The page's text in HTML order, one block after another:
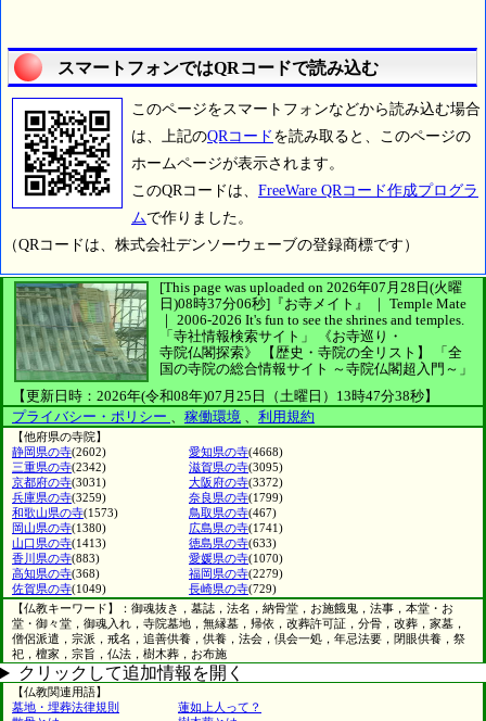
スマートフォンではQRコードで読み込む
このページをスマートフォンなどから読み込む場合
は、上記のQRコード を読み取ると、このページの
ホームページが表示されます。
このQRコードは、 FreeWare QRコード作成プログラ
ムで作りました。
（QRコードは、株式会社デンソーウェーブの登録商標です）
[This page was uploaded on 2026年07月28日(火曜
日)08時37分06秒] 『お寺メイト』 ｜ Temple Mate
｜ 2006-2026 It's fun to see the shrines and temples.
「寺社情報検索サイト」
《お寺巡り・
寺院仏閣探索》
【歴史・寺院の全リスト】
「全
国の寺院の総合情報サイト ～寺院仏閣超入門～」
【更新日時：2026年(令和08年)07月25日（土曜日）13時47分38秒】
プライバシー・ポリシー 、 稼働環境 、 利用規約
【他府県の寺院】
静岡県の寺(2602) 愛知県の寺(4668)
三重県の寺(2342) 滋賀県の寺(3095)
京都府の寺(3031) 大阪府の寺(3372)
兵庫県の寺(3259) 奈良県の寺(1799)
和歌山県の寺(1573) 鳥取県の寺(467)
岡山県の寺(1380) 広島県の寺(1741)
山口県の寺(1413) 徳島県の寺(633)
香川県の寺(883) 愛媛県の寺(1070)
高知県の寺(368) 福岡県の寺(2279)
佐賀県の寺(1049) 長崎県の寺(729)
【仏教キーワード】：御魂抜き，墓誌，法名，納骨堂，お施餓鬼，法事，本堂・お
堂・御々堂，御魂入れ，寺院墓地，無縁墓，帰依，改葬許可証，分骨，改葬，家墓，
僧侶派遣，宗派，戒名，追善供養，供養，法会，倶会一処，年忌法要，閉眼供養，祭
祀，檀家，宗旨，仏法，樹木葬，お布施
クリックして追加情報を開く
【仏教関連用語】
墓地・埋葬法律規則
蓮如上人って？